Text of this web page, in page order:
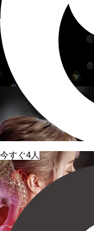
今すぐ4人